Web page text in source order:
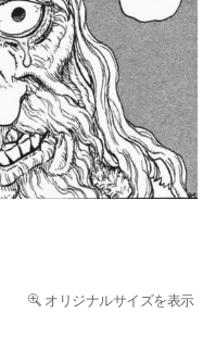
オリジナルサイズを表示